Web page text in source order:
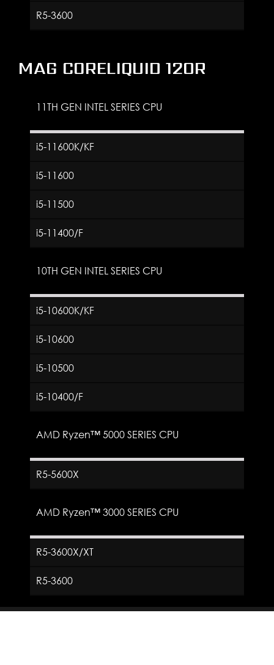
R5-3600
MAG CORELIQUID 120R
11TH GEN INTEL SERIES CPU
i5-11600K/KF
i5-11600
i5-11500
i5-11400/F
10TH GEN INTEL SERIES CPU
i5-10600K/KF
i5-10600
i5-10500
i5-10400/F
AMD Ryzen™ 5000 SERIES CPU
R5-5600X
AMD Ryzen™ 3000 SERIES CPU
R5-3600X/XT
R5-3600